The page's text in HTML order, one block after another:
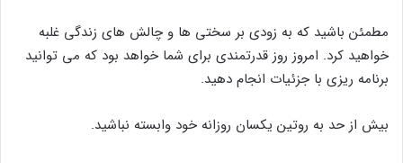
مطمئن باشید که به زودی بر سختی ها و چالش های زندگی غلبه
خواهید کرد. امروز روز قدرتمندی برای شما خواهد بود که می توانید
برنامه ریزی با جزئیات انجام دهید.
بیش از حد به روتین یکسان روزانه خود وابسته نباشید.